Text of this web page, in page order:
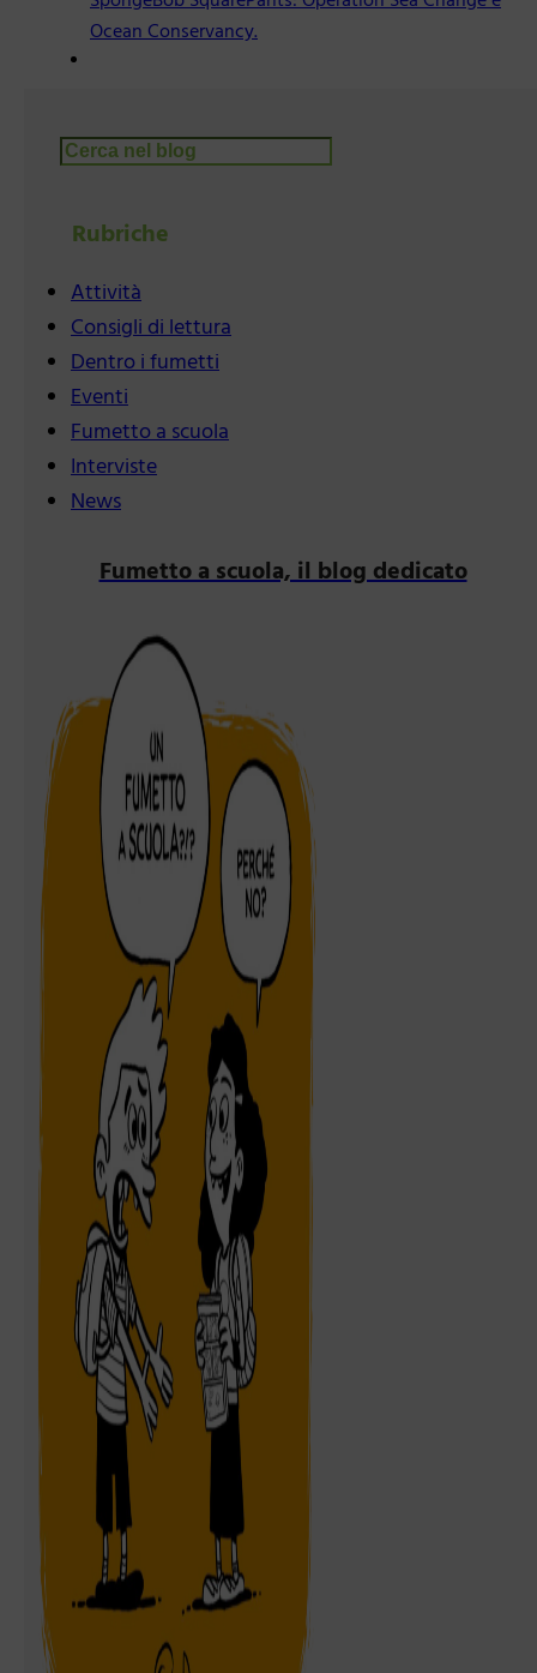
Ocean Conservancy.
Cerca
Rubriche
Attività
Consigli di lettura
Dentro i fumetti
Eventi
Fumetto a scuola
Interviste
News
Fumetto a scuola, il blog dedicato